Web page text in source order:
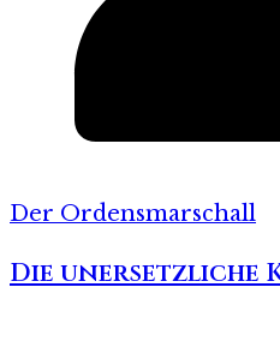
Der Ordensmarschall
Die unersetzliche